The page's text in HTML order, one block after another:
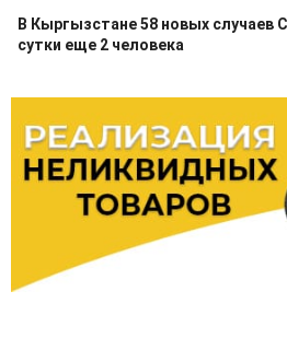
В Кыргызстане 58 новых случаев
сутки еще 2 человека